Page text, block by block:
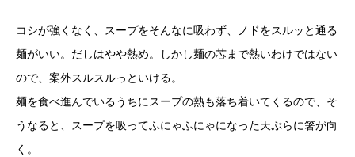
コシが強くなく、スープをそんなに吸わず、ノドをスルッと通る
麺がいい。だしはやや熱め。しかし麺の芯まで熱いわけではない
ので、案外スルスルっといける。
麺を食べ進んでいるうちにスープの熱も落ち着いてくるので、そ
うなると、スープを吸ってふにゃふにゃになった天ぷらに箸が向
く。